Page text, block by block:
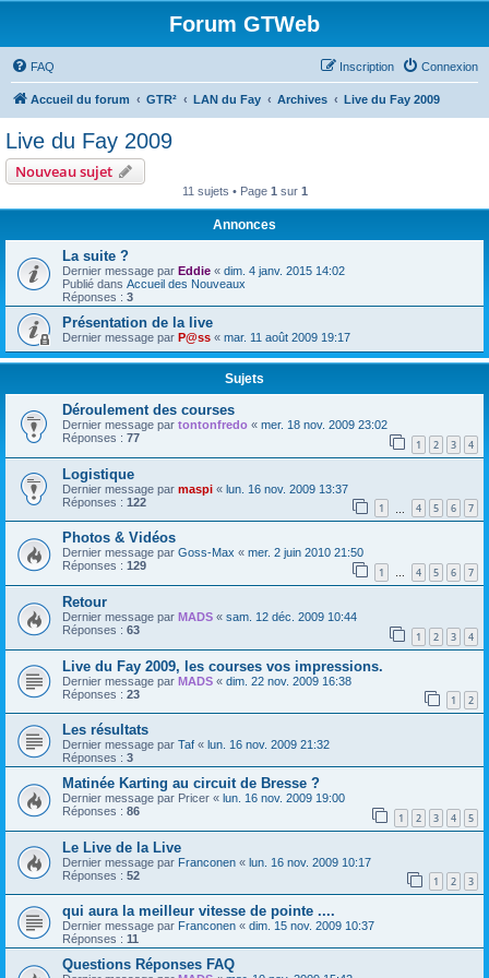
Forum GTWeb
FAQ Connexion
Inscription
Accueil du forum GTR² LAN du Fay Archives Live du Fay 2009
Live du Fay 2009
Nouveau sujet
11 sujets • Page 1 sur 1
Annonces
La suite ?
Dernier message par Eddie « dim. 4 janv. 2015 14:02
Publié dans Accueil des Nouveaux
Réponses : 3
Présentation de la live
Dernier message par P@ss « mar. 11 août 2009 19:17
Sujets
Déroulement des courses
Dernier message par tontonfredo « mer. 18 nov. 2009 23:02
Réponses : 77 1 2 3 4
Logistique
Dernier message par maspi « lun. 16 nov. 2009 13:37
Réponses : 122 1 4 5 6 7
Photos & Vidéos
Dernier message par Goss-Max « mer. 2 juin 2010 21:50
Réponses : 129 1 … 4 5 6 7
Retour
Dernier message par MADS « sam. 12 déc. 2009 10:44
Réponses : 63 1 2 3 4
Live du Fay 2009, les courses vos impressions.
Dernier message par MADS « dim. 22 nov. 2009 16:38
Réponses : 23 1 2
Les résultats
Dernier message par Taf « lun. 16 nov. 2009 21:32
Réponses : 3
Matinée Karting au circuit de Bresse ?
Dernier message par Pricer « lun. 16 nov. 2009 19:00
Réponses : 86 1 2 3 4 5
Le Live de la Live
Dernier message par Franconen « lun. 16 nov. 2009 10:17
Réponses : 52 1 2 3
qui aura la meilleur vitesse de pointe ....
Dernier message par Franconen « dim. 15 nov. 2009 10:37
Réponses : 11
Questions Réponses FAQ